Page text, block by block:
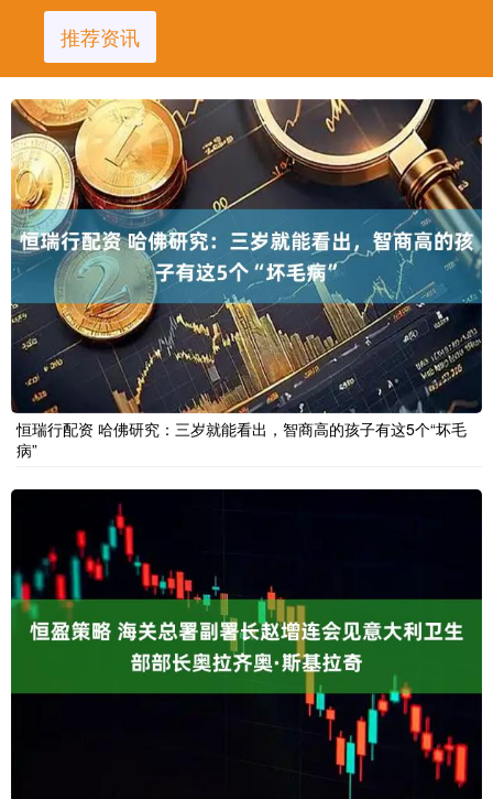
推荐资讯
恒瑞行配资 哈佛研究：三岁就能看出，智商高的孩子有这5个“坏毛
病”